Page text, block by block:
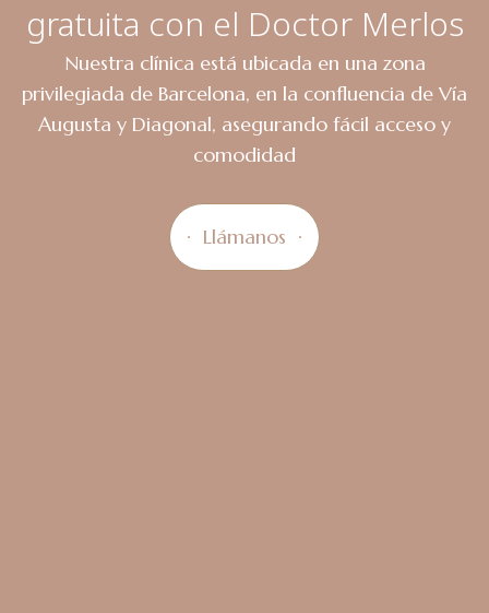
gratuita con el Doctor Merlos
Nuestra clínica está ubicada en una zona
privilegiada de Barcelona, en la confluencia de Vía
Augusta y Diagonal, asegurando fácil acceso y
comodidad
Llámanos